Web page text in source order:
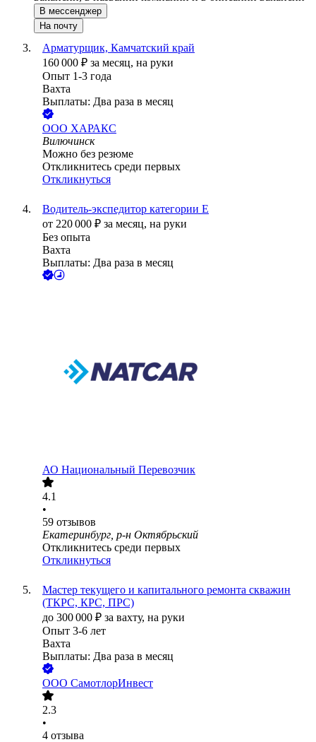
В мессенджер
На почту
Арматурщик, Камчатский край
160 000 ₽ за месяц, на руки
Опыт 1-3 года
Вахта
Выплаты: Два раза в месяц
ООО ХАРАКС
Вилючинск
Можно без резюме
Откликнитесь среди первых
Откликнуться
Водитель-экспедитор категории Е
от 220 000 ₽ за месяц, на руки
Без опыта
Вахта
Выплаты: Два раза в месяц
АО Национальный Перевозчик
4.1
•
59 отзывов
Екатеринбург, р-н Октябрьский
Откликнитесь среди первых
Откликнуться
Мастер текущего и капитального ремонта скважин
(ТКРС, КРС, ПРС)
до 300 000 ₽ за вахту, на руки
Опыт 3-6 лет
Вахта
Выплаты: Два раза в месяц
ООО СамотлорИнвест
2.3
•
4 отзыва